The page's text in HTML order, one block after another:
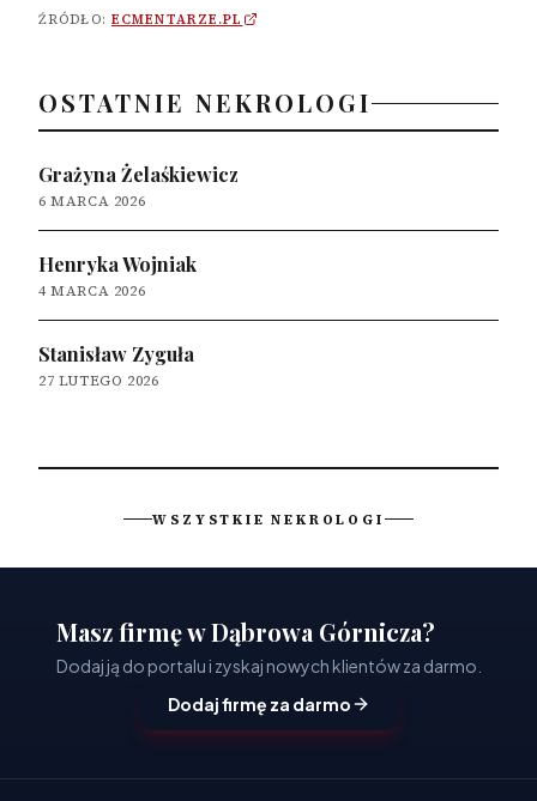
ŹRÓDŁO: ECMENTARZE.PL
OSTATNIE NEKROLOGI
Grażyna Żelaśkiewicz
6 MARCA 2026
Henryka Wojniak
4 MARCA 2026
Stanisław Zyguła
27 LUTEGO 2026
WSZYSTKIE NEKROLOGI
Masz firmę w Dąbrowa Górnicza?
Dodaj ją do portalu i zyskaj nowych klientów za darmo.
Dodaj firmę za darmo